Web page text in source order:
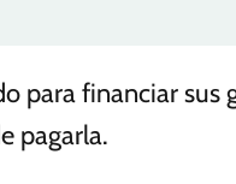
para financiar sus
pagarla.